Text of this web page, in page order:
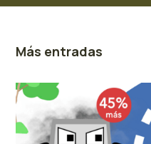
Más entradas